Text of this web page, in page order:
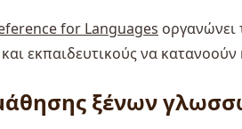
for Languages οργανώνει
εκπαιδευτικούς να
ξένων